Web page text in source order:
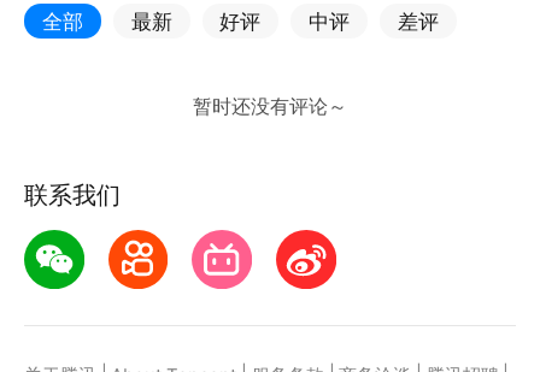
全部 最新 好评 中评 差评
联系我们